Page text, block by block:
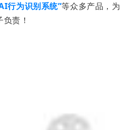
行为识别系统”等众多产品，为
责！